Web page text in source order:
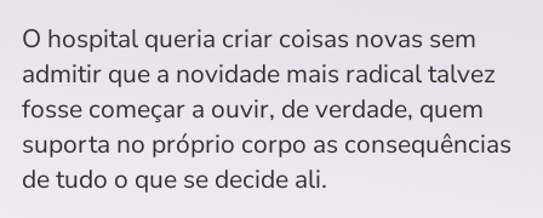
O hospital queria criar coisas novas sem
admitir que a novidade mais radical talvez
fosse começar a ouvir, de verdade, quem
suporta no próprio corpo as consequências
de tudo o que se decide ali.